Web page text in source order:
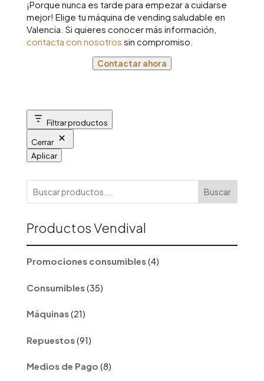
¡Porque nunca es tarde para empezar a cuidarse
mejor! Elige tu máquina de vending saludable en
Valencia. Si quieres conocer más información,
contacta con nosotros sin compromiso.
Contactar ahora
Filtrar productos
Cerrar
Aplicar
Buscar
Productos Vendival
Promociones consumibles 44
productos
Consumibles 35
productos
Máquinas 2121
productos
Repuestos 91
productos
Medios de Pago 88
productos